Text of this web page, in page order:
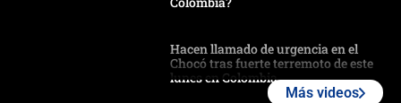
Hacen llamado de urgencia en el
Chocó tras fuerte terremoto de este
lunes en Colombia
Más videos